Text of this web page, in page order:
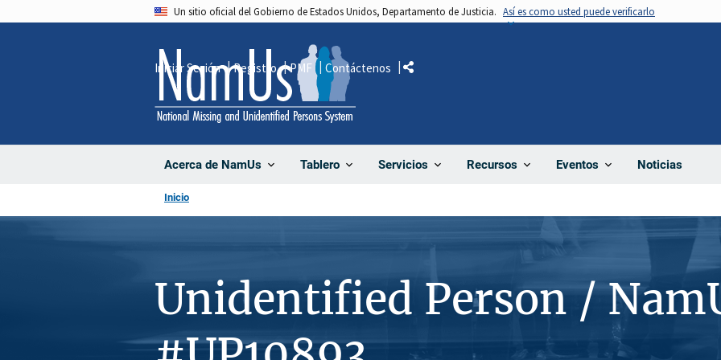
Un sitio oficial del Gobierno de Estados Unidos, Departamento de Justicia. Así es como usted puede verificarlo
Acerca de NamUs Tablero Servicios Recursos Eventos Noticias
Iniciar Sesión Registro PMF Contáctenos Comparte
Inicio
Unidentified Person /